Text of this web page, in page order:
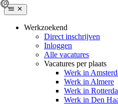
Werkzoekend
Direct inschrijven
Inloggen
Alle vacatures
Vacatures per plaats
Werk in
Werk in Almere
Werk in
Werk in Den